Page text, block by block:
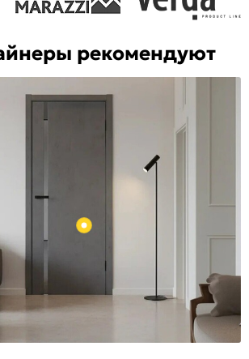
рекомендуют